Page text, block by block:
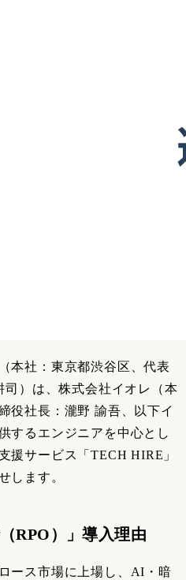
本社：東京都渋谷区、代表
）は、株式会社イオレ（本
役社長：瀧野 諭吾、以下イ
するエンジニアを中心とし
援サービス「TECH HIRE」
します。
RPO）」導入理由
ース市場に上場し、AI・暗